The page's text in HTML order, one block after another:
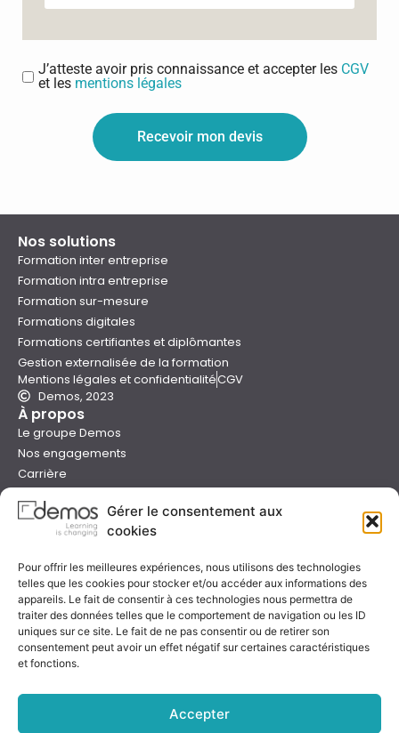
Gérer le consentement aux
cookies
Pour offrir les meilleures expériences, nous utilisons des technologies
telles que les cookies pour stocker et/ou accéder aux informations des
appareils. Le fait de consentir à ces technologies nous permettra de
traiter des données telles que le comportement de navigation ou les ID
uniques sur ce site. Le fait de ne pas consentir ou de retirer son
consentement peut avoir un effet négatif sur certaines caractéristiques
et fonctions.
Accepter
J’atteste avoir pris connaissance et accepter les CGV
et les mentions légales
Recevoir mon devis
Nos solutions
Formation inter entreprise
Formation intra entreprise
Formation sur-mesure
Formations digitales
Formations certifiantes et diplômantes
Gestion externalisée de la formation
Mentions légales et confidentialitéCGV
Demos, 2023
À propos
Le groupe Demos
Nos engagements
Carrière
Presse
Catalogues
Aide
Nous contacter
Nous trouver
Préparer sa formation
Sessions garanties
Qualité & certification